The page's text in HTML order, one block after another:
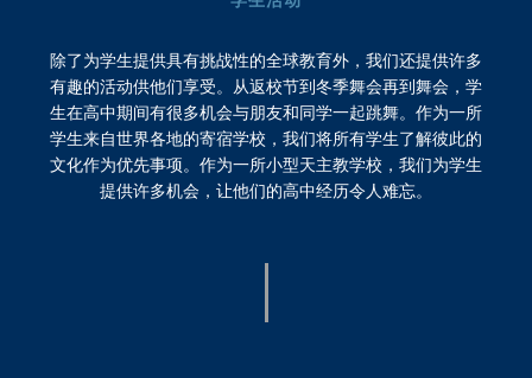
除了为学生提供具有挑战性的全球教育外，我们还提供许多
有趣的活动供他们享受。从返校节到冬季舞会再到舞会，学
生在高中期间有很多机会与朋友和同学一起跳舞。作为一所
学生来自世界各地的寄宿学校，我们将所有学生了解彼此的
文化作为优先事项。作为一所小型天主教学校，我们为学生
提供许多机会，让他们的高中经历令人难忘。